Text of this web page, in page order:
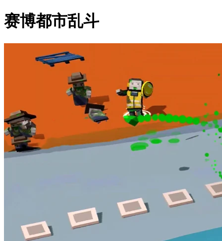
赛博都市乱斗